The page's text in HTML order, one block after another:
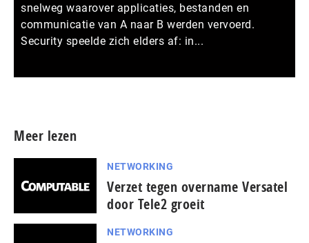
snelweg waarover applicaties, bestanden en
communicatie van A naar B werden vervoerd.
Security speelde zich elders af: in...
Meer lezen
NETWORKING
Verzet tegen overname Versatel
door Tele2 groeit
NETWORKING